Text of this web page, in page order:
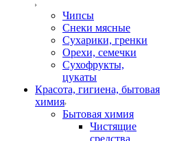
Чипсы
Снеки мясные
Сухарики, гренки
Орехи, семечки
Сухофрукты,
цукаты
Красота, гигиена, бытовая
химия
Бытовая химия
Чистящие
средства